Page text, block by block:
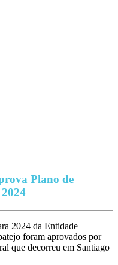
Plano de
2024 da Entidade
foram aprovados por
que decorreu em Santiago